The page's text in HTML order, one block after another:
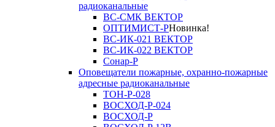
радиоканальные
ВС-СМК ВЕКТОР
ОПТИМИСТ-РНовинка!
ВС-ИК-021 ВЕКТОР
ВС-ИК-022 ВЕКТОР
Сонар-Р
Оповещатели пожарные, охранно-пожарные
адресные радиоканальные
ТОН-Р-028
ВОСХОД-Р-024
ВОСХОД-Р